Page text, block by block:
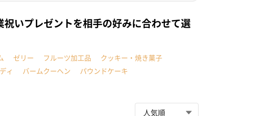
いプレゼントを相手の好みに合わせて選
ゼリー フルーツ加工品
クッキー・焼き菓子
ィ バームクーヘン パウンドケーキ